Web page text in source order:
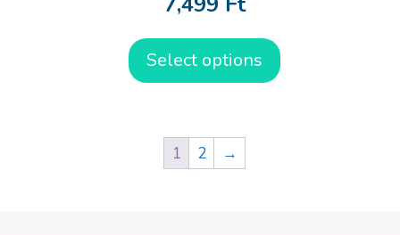
Select options
1 2 →